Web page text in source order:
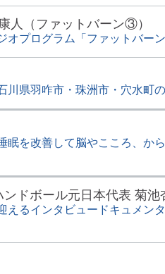
人（ファットバーン③）
プログラム「ファットバー
県羽咋市・珠洲市・穴水町
眠を改善して脳やこころ、か
ドボール元日本代表 菊池
えるインタビュードキュメン